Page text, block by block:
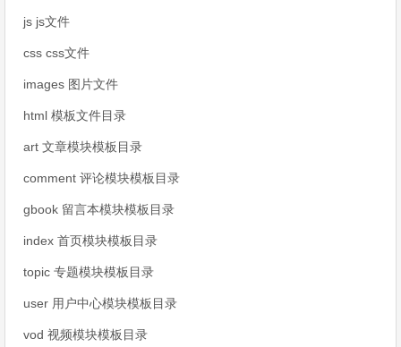
js js文件
css css文件
images 图片文件
html 模板文件目录
art 文章模块模板目录
comment 评论模块模板目录
gbook 留言本模块模板目录
index 首页模块模板目录
topic 专题模块模板目录
user 用户中心模块模板目录
vod 视频模块模板目录